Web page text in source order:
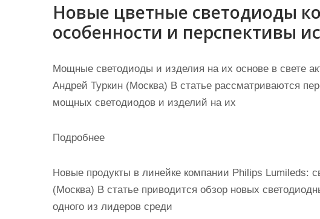
Новые цветные светодиоды
особенности и перспективы
Мощные светодиоды и изделия на их основе в свете
Андрей Туркин (Москва) В статье рассматриваются
мощных светодиодов и изделий на их
Подробнее
Новые продукты в линейке компании Philips Lumileds:
(Москва) В статье приводится обзор новых
одного из лидеров среди